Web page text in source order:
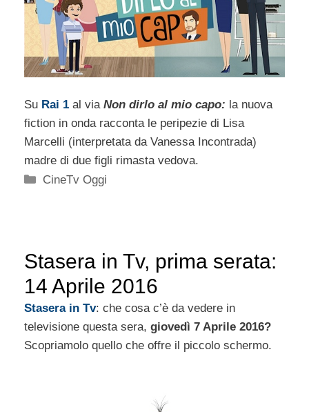
Su Rai 1 al via Non dirlo al mio capo: la nuova
fiction in onda racconta le peripezie di Lisa
Marcelli (interpretata da Vanessa Incontrada)
madre di due figli rimasta vedova.
Categorie
CineTv Oggi
Stasera in Tv, prima serata:
14 Aprile 2016
Stasera in Tv: che cosa c’è da vedere in
televisione questa sera, giovedì 7 Aprile 2016?
Scopriamolo quello che offre il piccolo schermo.